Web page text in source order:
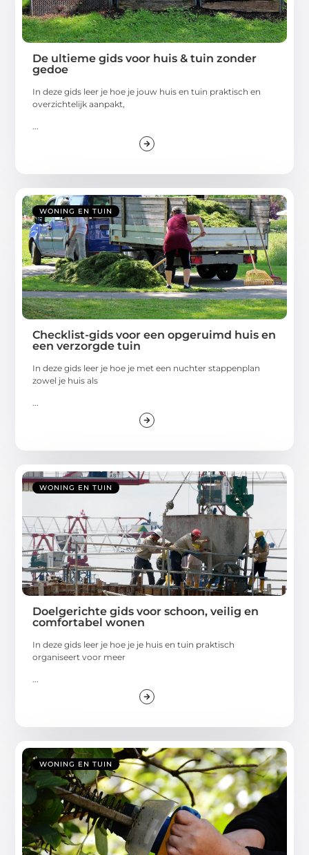
De ultieme gids voor huis & tuin zonder
gedoe
In deze gids leer je hoe je jouw huis en tuin praktisch en
overzichtelijk aanpakt,
...
WONING EN TUIN
Checklist-gids voor een opgeruimd huis en
een verzorgde tuin
In deze gids leer je hoe je met een nuchter stappenplan
zowel je huis als
...
WONING EN TUIN
Doelgerichte gids voor schoon, veilig en
comfortabel wonen
In deze gids leer je hoe je je huis en tuin praktisch
organiseert voor meer
...
WONING EN TUIN